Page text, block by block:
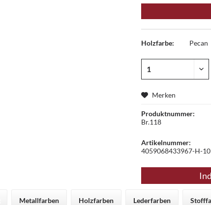
Holzfarbe: Pecan
Merken
Produktnummer:
Br.118
Artikelnummer:
4059068433967-H-
Metallfarben Holzfarben Lederfarben